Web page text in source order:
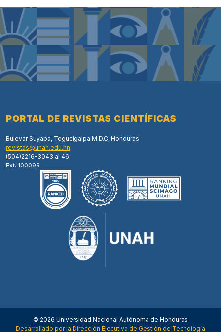
PORTAL DE REVISTAS CIENTÍFICAS
Bulevar Suyapa, Tegucigalpa M.D.C, Honduras
revistas@unah.edu.hn
(504)2216-3043 al 46
Ext. 100093
© 2026 Universidad Nacional Autónoma de Honduras
Desarrollado por la Dirección Ejecutiva de Gestión de Tecnología